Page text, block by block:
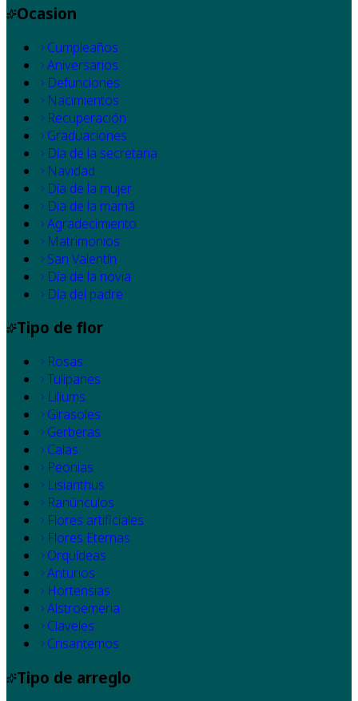
Ocasion
Cumpleaños
Aniversarios
Defunciones
Nacimientos
Recuperación
Graduaciones
Día de la secretaria
Navidad
Día de la mujer
Dia de la mamá
Agradecimiento
Matrimonios
San Valentín
Día de la novia
Día del padre
Tipo de flor
Rosas
Tulipanes
Liliums
Girasoles
Gerberas
Calas
Peonias
Lisianthus
Ranúnculos
Flores artificiales
Flores Eternas
Orquídeas
Anturios
Hortensias
Alstroemeria
Claveles
Crisantemos
Tipo de arreglo